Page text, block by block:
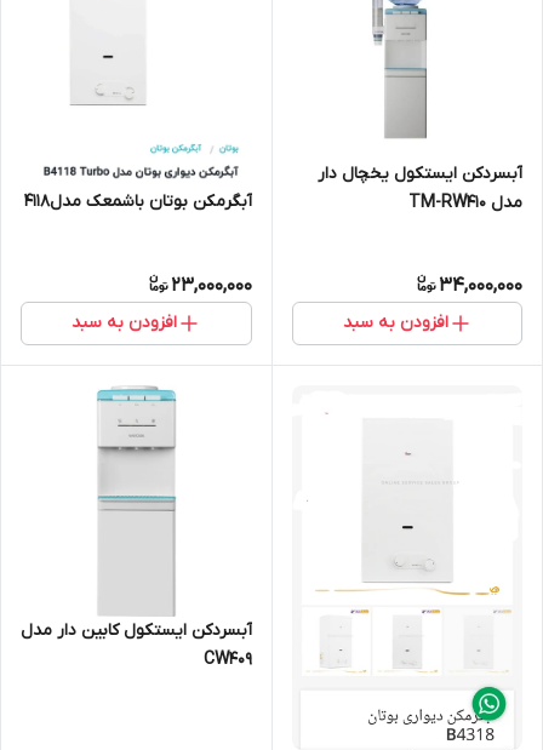
آبسردکن ایستکول یخچال دار
مدل TM-RW410
34,000,000
افزودن به سبد
آبگرمکن بوتان باشمعک مدل4118
23,000,000
افزودن به سبد
آبسردکن ایستکول کابین دار مدل
CW409